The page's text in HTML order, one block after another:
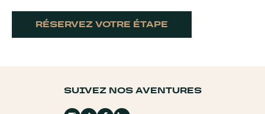
RÉSERVEZ VOTRE ÉTAPE
SUIVEZ NOS AVENTURES